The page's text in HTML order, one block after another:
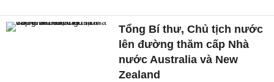
Tổng Bí thư, Chủ tịch nước
lên đường thăm cấp Nhà
nước Australia và New
Zealand